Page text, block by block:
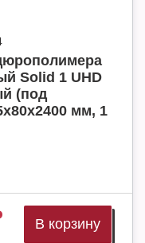
Solid 1 UHD
(под
мм, 1
В корзину